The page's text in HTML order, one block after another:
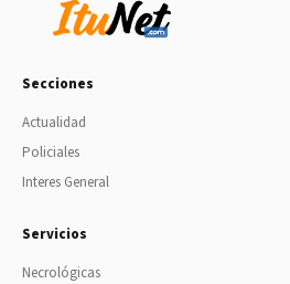
Secciones
Actualidad
Policiales
Interes General
Servicios
Necrológicas